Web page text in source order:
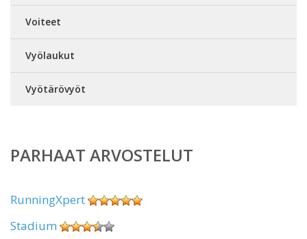
Voiteet
Vyölaukut
Vyötärövyöt
PARHAAT ARVOSTELUT
RunningXpert
Stadium